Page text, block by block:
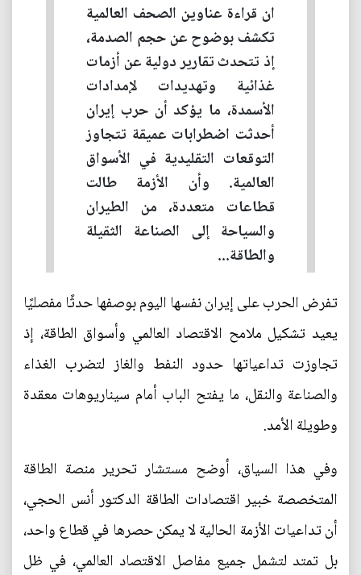
ان قراءة عناوين الصحف العالمية
تكشف بوضوح عن حجم الصدمة،
إذ تتحدث تقارير دولية عن أزمات
غذائية وتهديدات لإمدادات
الأسمدة، ما يؤكد أن حرب إيران
أحدثت اضطرابات عميقة تتجاوز
التوقعات التقليدية في الأسواق
العالمية. وأن الأزمة طالت
قطاعات متعددة، من الطيران
والسياحة إلى الصناعة الثقيلة
والطاقة...
تفرض الحرب على إيران نفسها اليوم بوصفها حدثًا مفصليًا
يعيد تشكيل ملامح الاقتصاد العالمي وأسواق الطاقة، إذ
تجاوزت تداعياتها حدود النفط والغاز لتضرب الغذاء
والصناعة والنقل، ما يفتح الباب أمام سيناريوهات معقدة
وطويلة الأمد.
وفي هذا السياق، أوضح مستشار تحرير منصة الطاقة
المتخصصة خبير اقتصادات الطاقة الدكتور أنس الحجي،
أن تداعيات الأزمة الحالية لا يمكن حصرها في قطاع واحد،
بل تمتد لتشمل جميع مفاصل الاقتصاد العالمي، في ظل